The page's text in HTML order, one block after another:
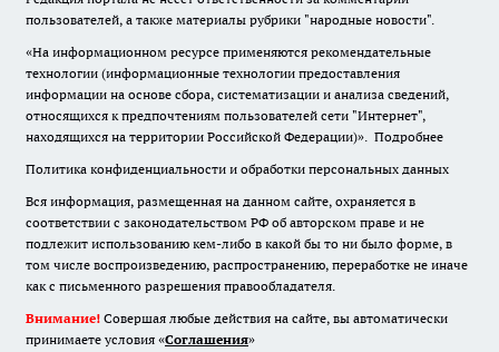
пользователей, а также материалы рубрики "народные новости".
«На информационном ресурсе применяются рекомендательные
технологии (информационные технологии предоставления
информации на основе сбора, систематизации и анализа сведений,
относящихся к предпочтениям пользователей сети "Интернет",
находящихся на территории Российской Федерации)». Подробнее
Политика конфиденциальности и обработки персональных данных
Вся информация, размещенная на данном сайте, охраняется в
соответствии с законодательством РФ об авторском праве и не
подлежит использованию кем-либо в какой бы то ни было форме, в
том числе воспроизведению, распространению, переработке не иначе
как с письменного разрешения правообладателя.
Внимание! Совершая любые действия на сайте, вы автоматически
принимаете условия «Cоглашения»